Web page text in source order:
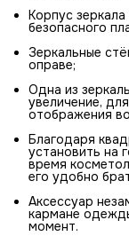
Корпус
безопасного
Зеркальные
оправе;
Одна из
увеличение,
отображения
Благодаря
установить на
время
его удобно
Аксессуар
кармане
момент.